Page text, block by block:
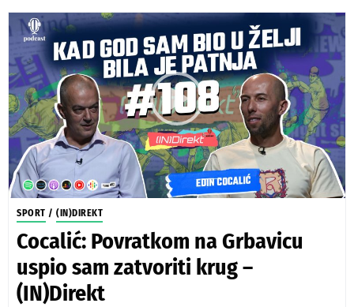
SPORT / (IN)DIREKT
Cocalić: Povratkom na Grbavicu
uspio sam zatvoriti krug –
(IN)Direkt